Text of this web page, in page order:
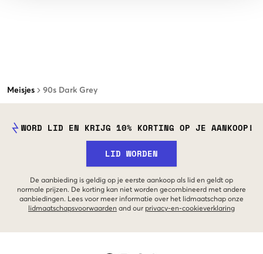
Meisjes 90s Dark Grey
WORD LID EN KRIJG 10% KORTING OP JE AANKOOP!
LID WORDEN
De aanbieding is geldig op je eerste aankoop als lid en geldt op
normale prijzen. De korting kan niet worden gecombineerd met andere
aanbiedingen. Lees voor meer informatie over het lidmaatschap onze
lidmaatschapsvoorwaarden and our privacy-en-cookieverklaring